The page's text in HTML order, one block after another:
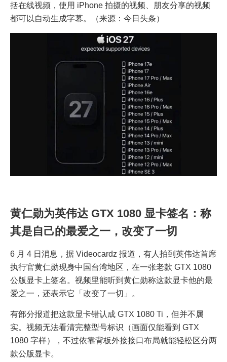
括在线视频，使用 iPhone 拍摄的视频、朋友分享的视频
都可以自动生成字幕。（来源：今日头条）
黄仁勋为英伟达 GTX 1080 显卡签名：称
其是自己的最爱之一，改变了一切
6 月 4 日消息，据 Videocardz 报道，有人拍到英伟达首席
执行官黄仁勋现身中国台湾地区，在一张老款 GTX 1080
公版显卡上签名。视频里能听到黄仁勋称这款显卡他的最
爱之一，还表示它「改变了一切」。
有部分报道把这款显卡错认成 GTX 1080 Ti，但并不属
实。视频无法看清完整型号标识（画面仅能看到 GTX
1080 字样），不过依靠背板外接接口布局就能轻松区分两
款公版显卡。